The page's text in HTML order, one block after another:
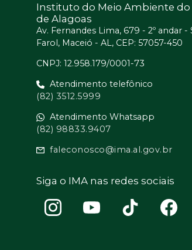
Instituto do Meio Ambiente do
de Alagoas
Av. Fernandes Lima, 679 - 2º andar -
Farol, Maceió - AL, CEP: 57057-450
CNPJ: 12.958.179/0001-73
Atendimento telefônico
(82) 3512.5999
Atendimento Whatsapp
(82) 98833.9407
faleconosco@ima.al.gov.br
Siga o IMA nas redes sociais